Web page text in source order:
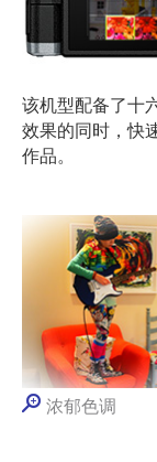
该机型配备了十
效果的同时，快
作品。
浓郁色调